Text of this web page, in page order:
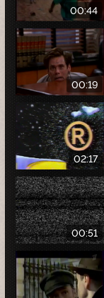
00:44
00:19
02:17
00:51